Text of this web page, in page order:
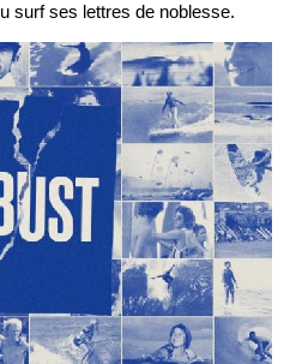
surf ses lettres de noblesse.